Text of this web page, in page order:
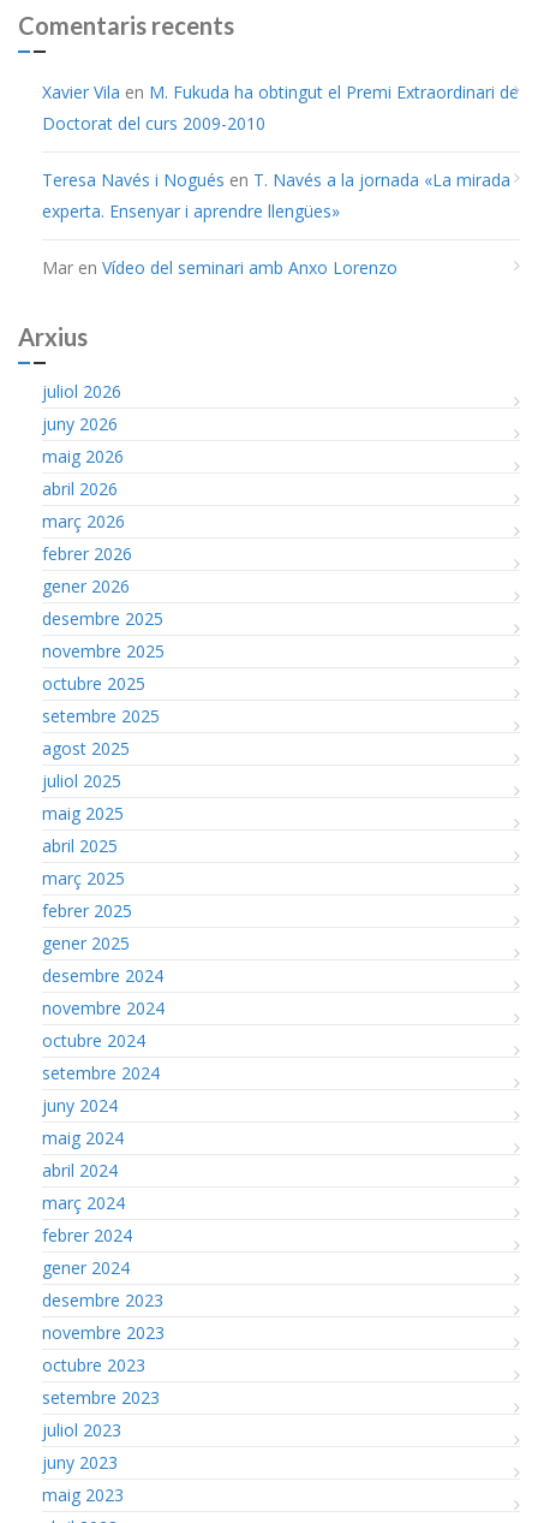
Comentaris recents
Xavier Vila en M. Fukuda ha obtingut el Premi Extraordinari de
Doctorat del curs 2009-2010
Teresa Navés i Nogués en T. Navés a la jornada «La mirada
experta. Ensenyar i aprendre llengües»
Mar en Vídeo del seminari amb Anxo Lorenzo
Arxius
juliol 2026
juny 2026
maig 2026
abril 2026
març 2026
febrer 2026
gener 2026
desembre 2025
novembre 2025
octubre 2025
setembre 2025
agost 2025
juliol 2025
maig 2025
abril 2025
març 2025
febrer 2025
gener 2025
desembre 2024
novembre 2024
octubre 2024
setembre 2024
juny 2024
maig 2024
abril 2024
març 2024
febrer 2024
gener 2024
desembre 2023
novembre 2023
octubre 2023
setembre 2023
juliol 2023
juny 2023
maig 2023